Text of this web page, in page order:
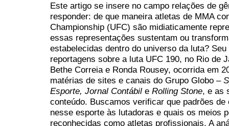
Este artigo se insere no campo relações de
responder: de que maneira atletas de MMA
Championship (UFC) são midiaticamente
essas representações sustentam ou
estabelecidas dentro do universo da luta?
reportagens sobre a luta UFC 190, no Rio de
Bethe Correia e Ronda Rousey, ocorrida em
matérias de sites e canais do Grupo Globo –
Esporte, Jornal Contábil e Rolling Stone, e as
conteúdo. Buscamos verificar que padrões
nesse esporte às lutadoras e quais os meios
reconhecidas como atletas profissionais. A